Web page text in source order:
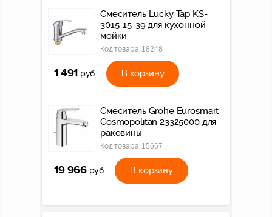
Смеситель Lucky Tap KS-
3015-15-39 для кухонной
мойки
Код товара: 18248
1 491 руб В корзину
Смеситель Grohe Eurosmart
Cosmopolitan 23325000 для
раковины
Код товара: 15667
19 966 руб В корзину